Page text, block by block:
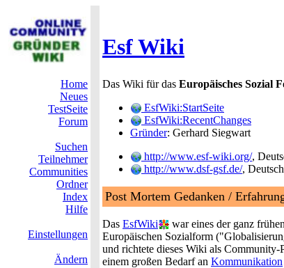
Esf Wiki
Home
Neues
TestSeite
Forum
Suchen
Teilnehmer
Communities
Ordner
Index
Hilfe
Einstellungen
Ändern
Das Wiki für das Europäisches Sozial
EsfWiki:StartSeite
EsfWiki:RecentChanges
Gründer: Gerhard Siegwart
http://www.esf-wiki.org/,
http://www.dsf-gsf.de/,
Post Mortem Gedanken /
Das EsfWiki war eines der ganz
Europäischen Sozialform
und richtete dieses Wiki als
einem großen Bedarf an Kommunikation